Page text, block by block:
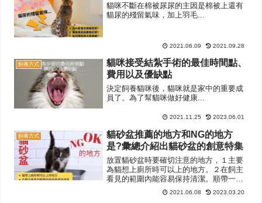
貓咪不斷在棉被尿尿的主因是棉被上還有
貓尿的殘留氣味，加上羽毛...
2021.06.09 2021.09.28
飼養方式
貓咪接受結紮手術的最佳時間點、
費用以及優缺點
決定飼養貓咪後，貓咪就是家中的重要成
員了。為了幫貓咪做好健康...
2021.11.25 2023.06.01
飼養方式
貓砂盆推薦的地方和NG的地方
是?彙總介紹出貓砂盆的創意特集
放置貓砂盆時要確切注意的地方，１主要
為貓想上廁所時可以上的地方。２在飼主
看見的範圍內能容易保持清潔。順帶一
提，大家的家中的貓砂盆在哪裡呢?如果您
發現貓別無選擇的去上廁所時，應該會擔
2021.06.08 2023.03.20